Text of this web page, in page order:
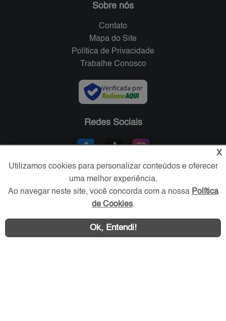
Sobre nós
Contato
Mapa do Site
Política de Privacidade
Trabalhe Conosco
Verificada por
Redes Sociais
Área exclusiva aos anunciantes,
X
Utilizamos cookies para personalizar conteúdos e oferecer
uma melhor experiência.
Ao navegar neste site, você concorda com a nossa Política
de Cookies.
Ok, Entendi!